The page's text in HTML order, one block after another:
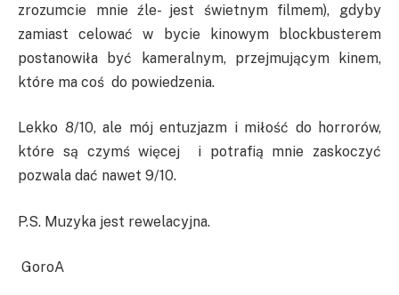
zrozumcie mnie źle- jest świetnym filmem), gdyby
zamiast celować w bycie kinowym blockbusterem
postanowiła być kameralnym, przejmującym kinem,
które ma coś do powiedzenia.
Lekko 8/10, ale mój entuzjazm i miłość do horrorów,
które są czymś więcej i potrafią mnie zaskoczyć
pozwala dać nawet 9/10.
P.S. Muzyka jest rewelacyjna.
GoroA